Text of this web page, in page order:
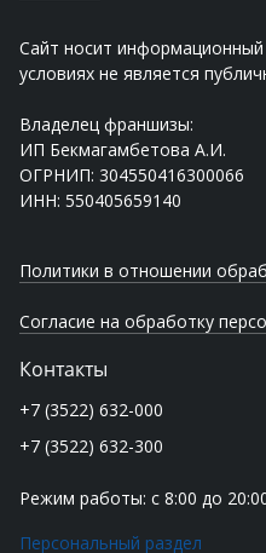
Сайт носит информационный
условиях не является
Владелец франшизы:
ИП Бекмагамбетова А.И.
ОГРНИП: 304550416300066
ИНН: 550405659140
Политики в отношении
Согласие на обработку
Контакты
+7 (3522) 632-000
+7 (3522) 632-300
Режим работы: с 8:00 до
Персональный раздел